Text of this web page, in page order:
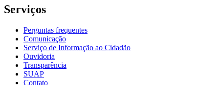
Serviços
Perguntas frequentes
Comunicação
Serviço de Informação ao Cidadão
Ouvidoria
Transparência
SUAP
Contato